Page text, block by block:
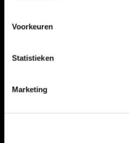
Voorkeuren
Statistieken
Marketing